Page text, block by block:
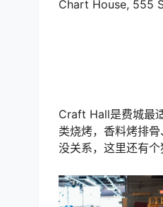
Chart House, 555
Craft Hall是费城最
类烧烤，香料烤排
没关系，这里还有